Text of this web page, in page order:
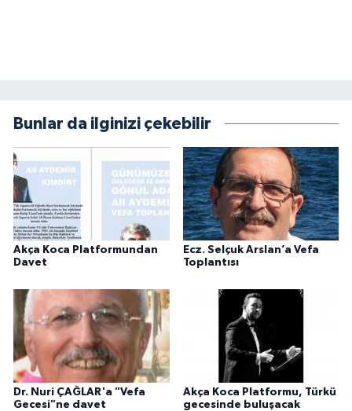
Bunlar da ilginizi çekebilir
Akça Koca Platformundan
Davet
Ecz. Selçuk Arslan’a Vefa
Toplantısı
Dr. Nuri ÇAĞLAR'a "Vefa
Gecesi"ne davet
Akça Koca Platformu, Türkü
gecesinde buluşacak